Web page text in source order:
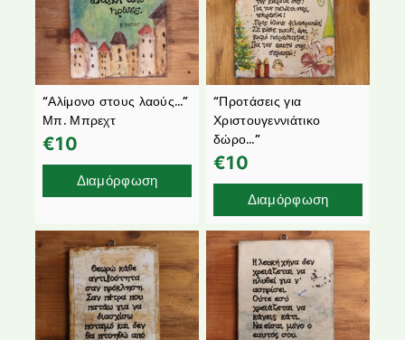
“Αλίμονο στους λαούς…”
Μπ. Μπρεχτ
€10
Διαμόρφωση
“Προτάσεις για
Χριστουγεννιάτικο
δώρο…”
€10
Διαμόρφωση